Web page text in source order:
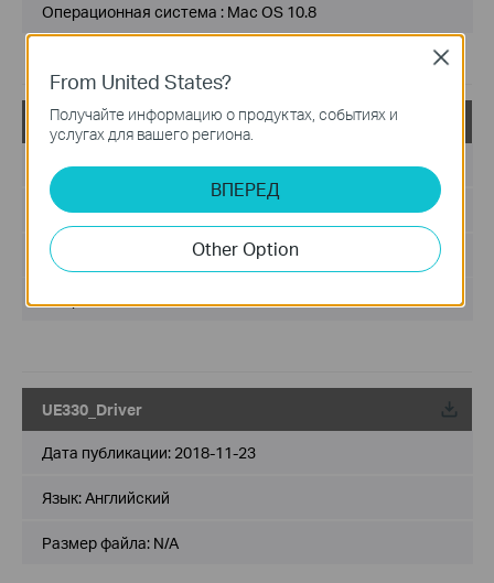
Операционная система : Mac OS 10.8
UE330(UN)_V2_20220722_Windows
Дата публикации:2022-08-15
Язык:Английский
Размер файла: 43.03 MB
UE330_Driver
Дата публикации: 2018-11-23
Язык:Английский
Размер файла: N/A
From United States?
Получайте информацию о продуктах, событиях и
услугах для вашего региона.
ВПЕРЕД
Other Option
Close